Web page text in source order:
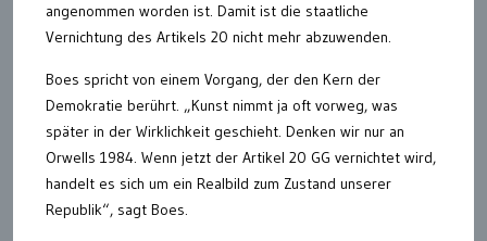
angenommen worden ist. Damit ist die staatliche
Vernichtung des Artikels 20 nicht mehr abzuwenden.
Boes spricht von einem Vorgang, der den Kern der
Demokratie berührt. „Kunst nimmt ja oft vorweg, was
später in der Wirklichkeit geschieht. Denken wir nur an
Orwells 1984. Wenn jetzt der Artikel 20 GG vernichtet wird,
handelt es sich um ein Realbild zum Zustand unserer
Republik“, sagt Boes.